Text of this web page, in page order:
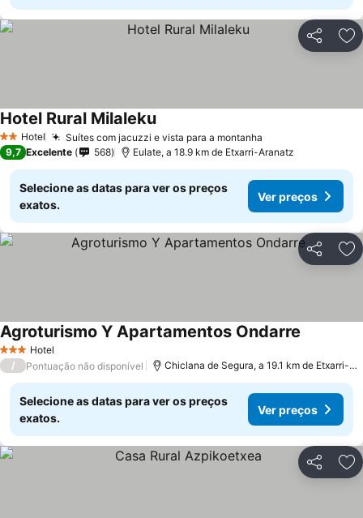
Partilhar
2 Estrelas
Hotel Suítes com jacuzzi e vista para a montanha
Hotel Rural Milaleku
9,7 Excelente 568 Eulate, a 18.9 km de Etxarri-Aranatz
Selecione as datas para ver os preços
exatos.
Ver preços
Partilhar
3 EstrelasHotel
Agroturismo Y Apartamentos Ondarre
/ Pontuação não disponível Chiclana de Segura, a 19.1 km de Etxarri-Aranatz
Selecione as datas para ver os preços
exatos.
Ver preços
Partilhar